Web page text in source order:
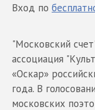
Вход по
"Московский
ассоциация
«Оскар»
года. В
московских